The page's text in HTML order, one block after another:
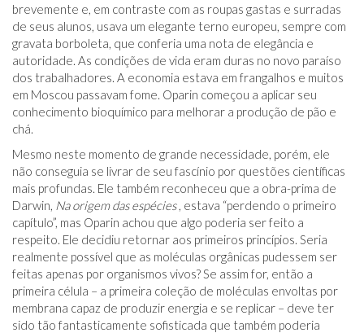
brevemente e, em contraste com as roupas gastas e surradas
de seus alunos, usava um elegante terno europeu, sempre com
gravata borboleta, que conferia uma nota de elegância e
autoridade. As condições de vida eram duras no novo paraíso
dos trabalhadores. A economia estava em frangalhos e muitos
em Moscou passavam fome. Oparin começou a aplicar seu
conhecimento bioquímico para melhorar a produção de pão e
chá.
Mesmo neste momento de grande necessidade, porém, ele
não conseguia se livrar de seu fascínio por questões científicas
mais profundas. Ele também reconheceu que a obra-prima de
Darwin, Na origem das espécies, estava “perdendo o primeiro
capítulo”, mas Oparin achou que algo poderia ser feito a
respeito. Ele decidiu retornar aos primeiros princípios. Seria
realmente possível que as moléculas orgânicas pudessem ser
feitas apenas por organismos vivos? Se assim for, então a
primeira célula – a primeira coleção de moléculas envoltas por
membrana capaz de produzir energia e se replicar – deve ter
sido tão fantasticamente sofisticada que também poderia